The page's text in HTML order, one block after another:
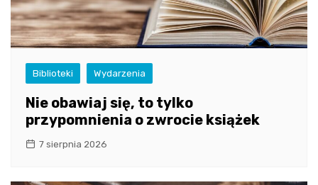
Biblioteki Wydarzenia
Nie obawiaj się, to tylko
przypomnienia o zwrocie książek
7 sierpnia 2026